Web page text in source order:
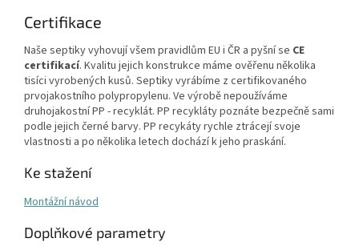
Certifikace
Naše septiky vyhovují všem pravidlům EU i ČR a pyšní se CE
certifikací. Kvalitu jejich konstrukce máme ověřenu několika
tisíci vyrobených kusů. Septiky vyrábíme z certifikovaného
prvojakostního polypropylenu. Ve výrobě nepoužíváme
druhojakostní PP - recyklát. PP recykláty poznáte bezpečně sami
podle jejich černé barvy. PP recykáty rychle ztrácejí svoje
vlastnosti a po několika letech dochází k jeho praskání.
Ke stažení
Montážní návod
Doplňkové parametry